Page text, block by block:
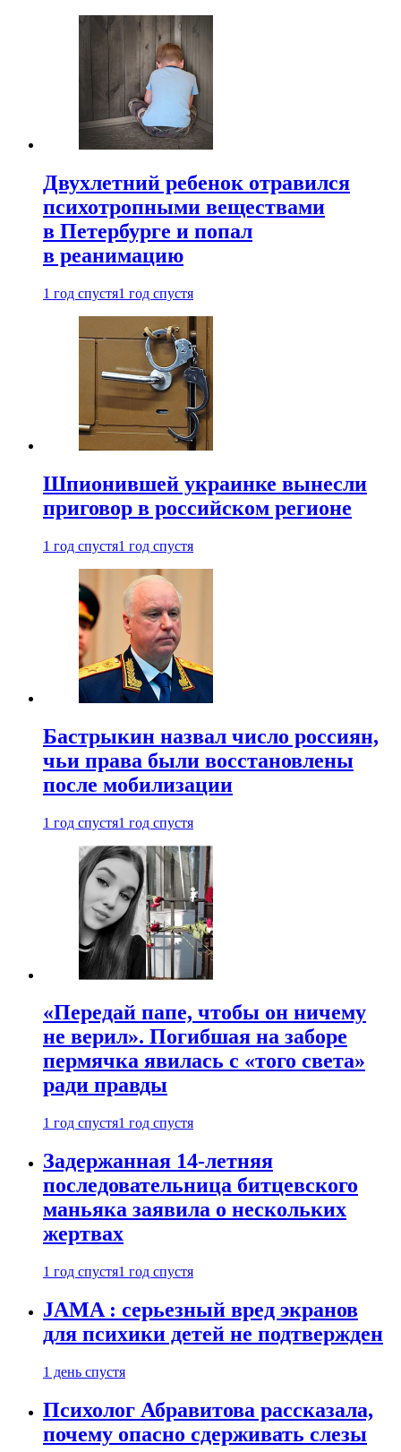
Двухлетний ребенок отравился
психотропными веществами
в Петербурге и попал
в реанимацию
1 год спустя1 год спустя
Шпионившей украинке вынесли
приговор в российском регионе
1 год спустя1 год спустя
Бастрыкин назвал число россиян,
чьи права были восстановлены
после мобилизации
1 год спустя1 год спустя
«Передай папе, чтобы он ничему
не верил». Погибшая на заборе
пермячка явилась с «того света»
ради правды
1 год спустя1 год спустя
Задержанная 14-летняя
последовательница битцевского
маньяка заявила о нескольких
жертвах
1 год спустя1 год спустя
JAMA : серьезный вред экранов
для психики детей не подтвержден
1 день спустя
Психолог Абравитова рассказала,
почему опасно сдерживать слезы